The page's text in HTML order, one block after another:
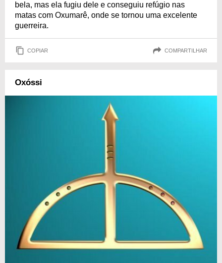
bela, mas ela fugiu dele e conseguiu refúgio nas
matas com Oxumarê, onde se tornou uma excelente
guerreira.
COPIAR COMPARTILHAR
Oxóssi